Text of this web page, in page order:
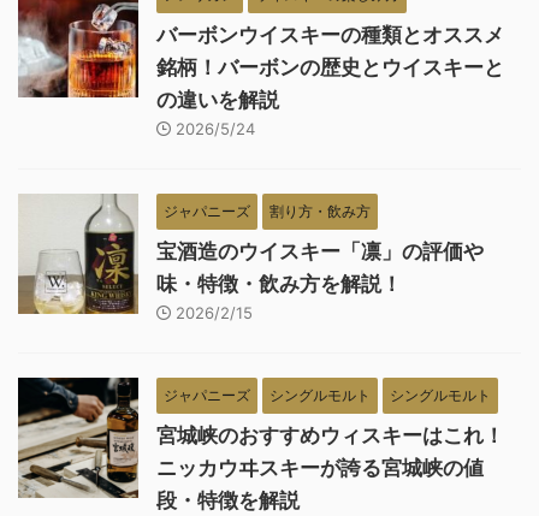
バーボンウイスキーの種類とオススメ
銘柄！バーボンの歴史とウイスキーと
の違いを解説
2026/5/24
ジャパニーズ 割り方・飲み方
宝酒造のウイスキー「凛」の評価や
味・特徴・飲み方を解説！
2026/2/15
ジャパニーズ シングルモルト シングルモルト
宮城峡のおすすめウィスキーはこれ！
ニッカウヰスキーが誇る宮城峡の値
段・特徴を解説